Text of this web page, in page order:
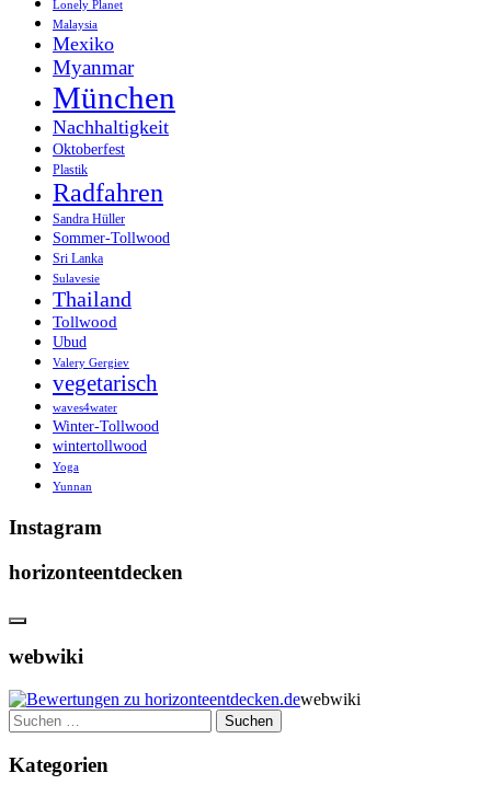
Lonely Planet
Malaysia
Mexiko
Myanmar
München
Nachhaltigkeit
Oktoberfest
Plastik
Radfahren
Sandra Hüller
Sommer-Tollwood
Sri Lanka
Sulavesie
Thailand
Tollwood
Ubud
Valery Gergiev
vegetarisch
waves4water
Winter-Tollwood
wintertollwood
Yoga
Yunnan
Instagram
horizonteentdecken
webwiki
webwiki
Suchen
nach:
Kategorien